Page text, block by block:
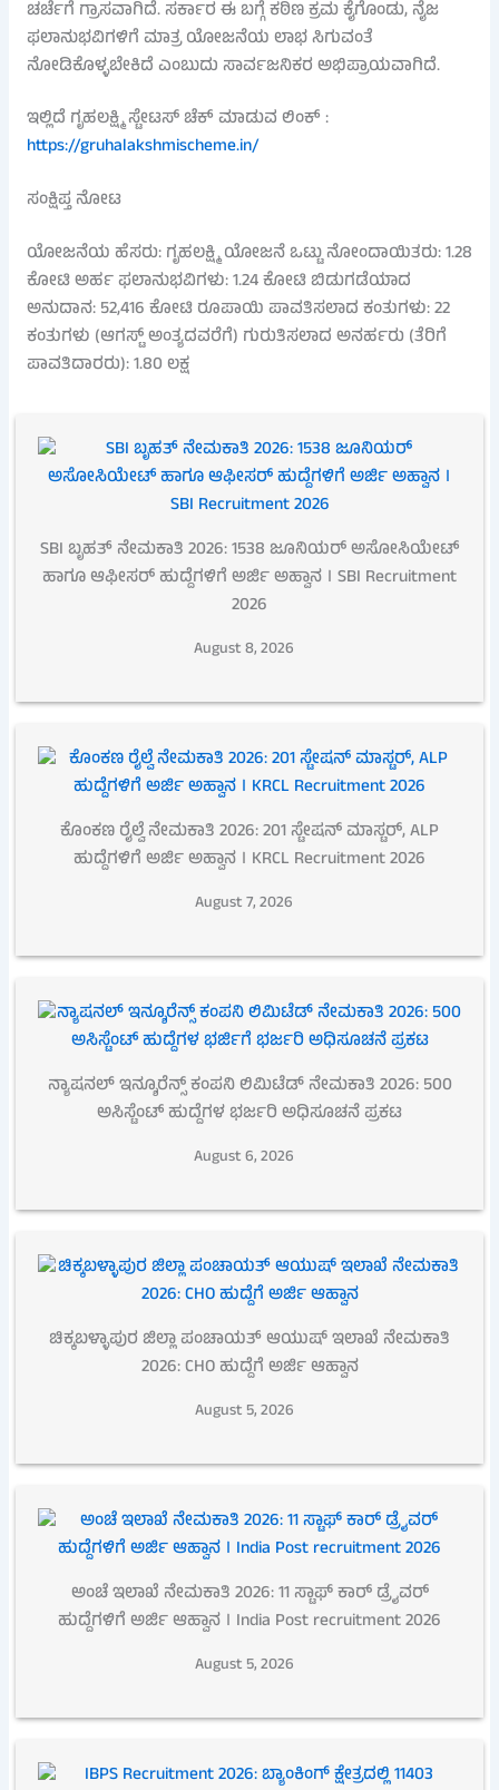
ಚರ್ಚೆಗೆ ಗ್ರಾಸವಾಗಿದೆ. ಸರ್ಕಾರ ಈ ಬಗ್ಗೆ ಕಠಿಣ ಕ್ರಮ ಕೈಗೊಂಡು, ನೈಜ
ಫಲಾನುಭವಿಗಳಿಗೆ ಮಾತ್ರ ಯೋಜನೆಯ ಲಾಭ ಸಿಗುವಂತೆ
ನೋಡಿಕೊಳ್ಳಬೇಕಿದೆ ಎಂಬುದು ಸಾರ್ವಜನಿಕರ ಅಭಿಪ್ರಾಯವಾಗಿದೆ.
ಇಲ್ಲಿದೆ ಗೃಹಲಕ್ಷ್ಮಿ ಸ್ಟೇಟಸ್ ಚೆಕ್ ಮಾಡುವ ಲಿಂಕ್ :
https://gruhalakshmischeme.in/
ಸಂಕ್ಷಿಪ್ತ ನೋಟ
ಯೋಜನೆಯ ಹೆಸರು: ಗೃಹಲಕ್ಷ್ಮಿ ಯೋಜನೆ ಒಟ್ಟು ನೋಂದಾಯಿತರು: 1.28
ಕೋಟಿ ಅರ್ಹ ಫಲಾನುಭವಿಗಳು: 1.24 ಕೋಟಿ ಬಿಡುಗಡೆಯಾದ
ಅನುದಾನ: 52,416 ಕೋಟಿ ರೂಪಾಯಿ ಪಾವತಿಸಲಾದ ಕಂತುಗಳು: 22
ಕಂತುಗಳು (ಆಗಸ್ಟ್ ಅಂತ್ಯದವರೆಗೆ) ಗುರುತಿಸಲಾದ ಅನರ್ಹರು (ತೆರಿಗೆ
ಪಾವತಿದಾರರು): 1.80 ಲಕ್ಷ
SBI ಬೃಹತ್ ನೇಮಕಾತಿ 2026: 1538 ಜೂನಿಯರ್ ಅಸೋಸಿಯೇಟ್
ಹಾಗೂ ಆಫೀಸರ್ ಹುದ್ದೆಗಳಿಗೆ ಅರ್ಜಿ ಅಹ್ವಾನ । SBI Recruitment
2026
August 8, 2026
ಕೊಂಕಣ ರೈಲ್ವೆ ನೇಮಕಾತಿ 2026: 201 ಸ್ಟೇಷನ್ ಮಾಸ್ಟರ್, ALP
ಹುದ್ದೆಗಳಿಗೆ ಅರ್ಜಿ ಅಹ್ವಾನ । KRCL Recruitment 2026
August 7, 2026
ನ್ಯಾಷನಲ್ ಇನ್ಶೂರೆನ್ಸ್ ಕಂಪನಿ ಲಿಮಿಟೆಡ್ ನೇಮಕಾತಿ 2026: 500
ಅಸಿಸ್ಟೆಂಟ್ ಹುದ್ದೆಗಳ ಭರ್ಜರಿ ಅಧಿಸೂಚನೆ ಪ್ರಕಟ
August 6, 2026
ಚಿಕ್ಕಬಳ್ಳಾಪುರ ಜಿಲ್ಲಾ ಪಂಚಾಯತ್ ಆಯುಷ್ ಇಲಾಖೆ ನೇಮಕಾತಿ
2026: CHO ಹುದ್ದೆಗೆ ಅರ್ಜಿ ಆಹ್ವಾನ
August 5, 2026
ಅಂಚೆ ಇಲಾಖೆ ನೇಮಕಾತಿ 2026: 11 ಸ್ಟಾಫ್ ಕಾರ್ ಡ್ರೈವರ್
ಹುದ್ದೆಗಳಿಗೆ ಅರ್ಜಿ ಆಹ್ವಾನ । India Post recruitment 2026
August 5, 2026